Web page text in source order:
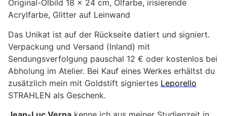
Original-Ölbild 18 x 24 cm, Ölfarbe, irisierende
Acrylfarbe, Glitter auf Leinwand
Das Unikat ist auf der Rückseite datiert und signiert.
Verpackung und Versand (Inland) mit
Sendungsverfolgung pauschal 12 € oder kostenlos bei
Abholung im Atelier. Bei Kauf eines Werkes erhältst du
zusätzlich mein mit Goldstift signiertes Leporello
STRAHLEN als Geschenk.